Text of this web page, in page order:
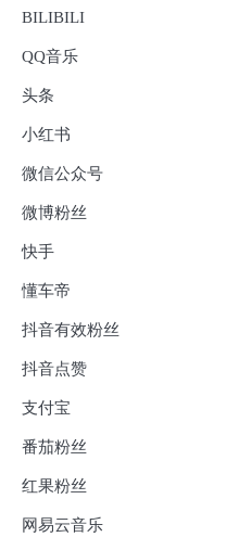
BILIBILI
QQ音乐
头条
小红书
微信公众号
微博粉丝
快手
懂车帝
抖音有效粉丝
抖音点赞
支付宝
番茄粉丝
红果粉丝
网易云音乐